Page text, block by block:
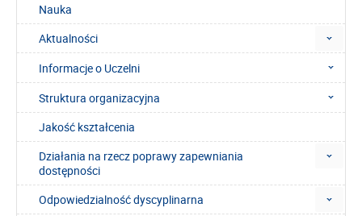
Nauka
Aktualności
Informacje o Uczelni
Struktura organizacyjna
Jakość kształcenia
Działania na rzecz poprawy zapewniania
dostępności
Odpowiedzialność dyscyplinarna